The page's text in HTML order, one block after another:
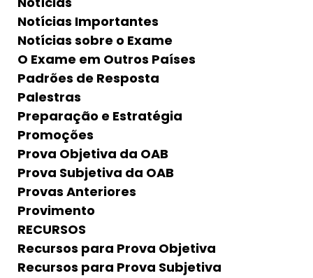
Notícias Importantes
Notícias sobre o Exame
O Exame em Outros Países
Padrões de Resposta
Palestras
Preparação e Estratégia
Promoções
Prova Objetiva da OAB
Prova Subjetiva da OAB
Provas Anteriores
Provimento
RECURSOS
Recursos para Prova Objetiva
Recursos para Prova Subjetiva